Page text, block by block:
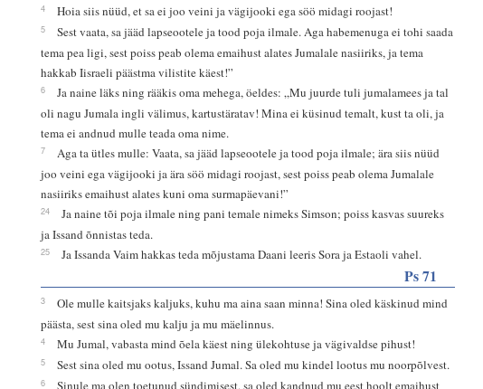
4 Hoia siis nüüd, et sa ei joo veini ja vägijooki ega söö midagi roojast!
5
Sest vaata, sa jääd lapseootele ja tood poja ilmale. Aga habemenuga ei tohi saada
tema pea ligi, sest poiss peab olema emaihust alates Jumalale nasiiriks, ja tema
hakkab Iisraeli päästma vilistite käest!”
6
Ja naine läks ning rääkis oma mehega, öeldes: „Mu juurde tuli jumalamees ja tal
oli nagu Jumala ingli välimus, kartustäratav! Mina ei küsinud temalt, kust ta oli, ja
tema ei andnud mulle teada oma nime.
7
Aga ta ütles mulle: Vaata, sa jääd lapseootele ja tood poja ilmale; ära siis nüüd
joo veini ega vägijooki ja ära söö midagi roojast, sest poiss peab olema Jumalale
nasiiriks emaihust alates kuni oma surmapäevani!”
24
Ja naine tõi poja ilmale ning pani temale nimeks Simson; poiss kasvas suureks
ja Issand õnnistas teda.
25 Ja Issanda Vaim hakkas teda mõjustama Daani leeris Sora ja Estaoli vahel.
Ps 71
3
Ole mulle kaitsjaks kaljuks, kuhu ma aina saan minna! Sina oled käskinud mind
päästa, sest sina oled mu kalju ja mu mäelinnus.
4 Mu Jumal, vabasta mind õela käest ning ülekohtuse ja vägivaldse pihust!
5 Sest sina oled mu ootus, Issand Jumal. Sa oled mu kindel lootus mu noorpõlvest.
6
Sinule ma olen toetunud sündimisest, sa oled kandnud mu eest hoolt emaihust